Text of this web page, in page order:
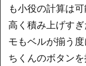
も小役の計算は
高く積み上げす
モもベルが揃う
ちくんのボタン